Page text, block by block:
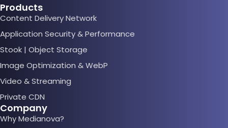
Products
Content Delivery Network
Application Security & Performance
Stook | Object Storage
Image Optimization & WebP
Video & Streaming
Private CDN
Company
Why Medianova?